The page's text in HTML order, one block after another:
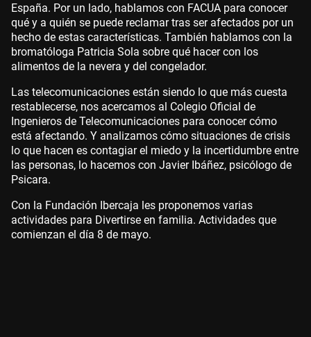
España. Por un lado, hablamos con FACUA para conocer
qué y a quién se puede reclamar tras ser afectados por un
hecho de estas características. También hablamos con la
bromatóloga Patricia Sola sobre qué hacer con los
alimentos de la nevera y del congelador.
Las telecomunicaciones están siendo lo que más cuesta
restablecerse, nos acercamos al Colegio Oficial de
Ingenieros de Telecomunicaciones para conocer cómo
está afectando. Y analizamos cómo situaciones de crisis
lo que hacen es contagiar el miedo y la incertidumbre entre
las personas, lo hacemos con Javier Ibáñez, psicólogo de
Psicara.
Con la Fundación Ibercaja les proponemos varias
actividades para Divertirse en familia. Actividades que
comienzan el día 8 de mayo.